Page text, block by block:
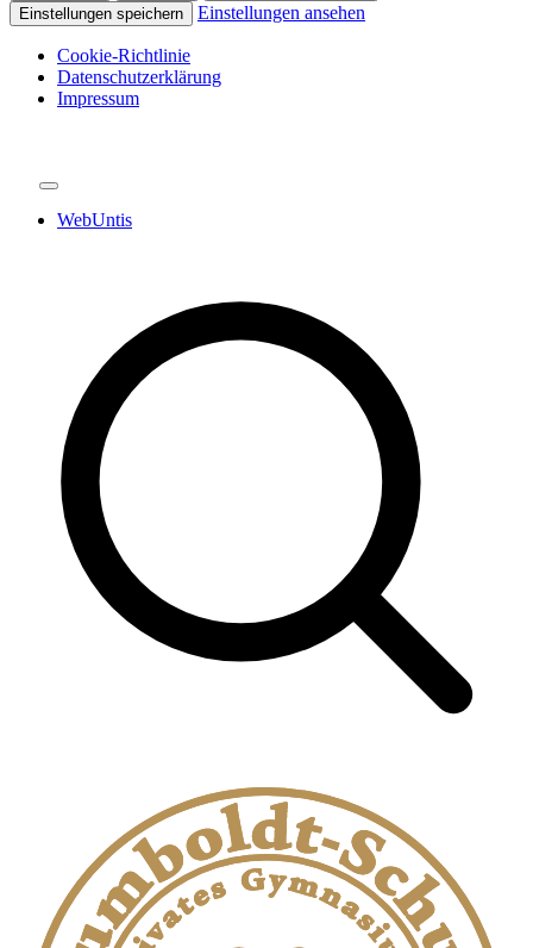
Einstellungen speichern
Einstellungen ansehen
Cookie-Richtlinie
Datenschutzerklärung
Impressum
WebUntis